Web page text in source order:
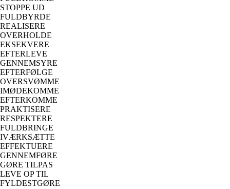
STOPPE UD
FULDBYRDE
REALISERE
OVERHOLDE
EKSEKVERE
EFTERLEVE
GENNEMSYRE
EFTERFØLGE
OVERSVØMME
IMØDEKOMME
EFTERKOMME
PRAKTISERE
RESPEKTERE
FULDBRINGE
IVÆRKSÆTTE
EFFEKTUERE
GENNEMFØRE
GØRE TILPAS
LEVE OP TIL
FYLDESTGØRE